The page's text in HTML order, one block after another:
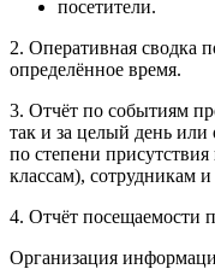
посетители.
2. Оперативная сводка
определённое время.
3. Отчёт по событиям
так и за целый день или
по степени
классам), сотрудникам
4. Отчёт посещаемости
Организация